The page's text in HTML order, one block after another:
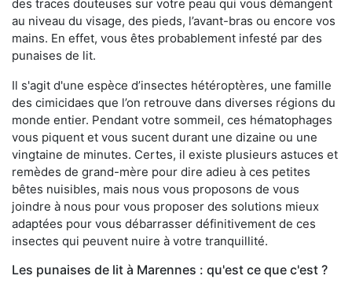
des traces douteuses sur votre peau qui vous démangent
au niveau du visage, des pieds, l’avant-bras ou encore vos
mains. En effet, vous êtes probablement infesté par des
punaises de lit.
Il s'agit d'une espèce d’insectes hétéroptères, une famille
des cimicidaes que l’on retrouve dans diverses régions du
monde entier. Pendant votre sommeil, ces hématophages
vous piquent et vous sucent durant une dizaine ou une
vingtaine de minutes. Certes, il existe plusieurs astuces et
remèdes de grand-mère pour dire adieu à ces petites
bêtes nuisibles, mais nous vous proposons de vous
joindre à nous pour vous proposer des solutions mieux
adaptées pour vous débarrasser définitivement de ces
insectes qui peuvent nuire à votre tranquillité.
Les punaises de lit à Marennes : qu'est ce que c'est ?